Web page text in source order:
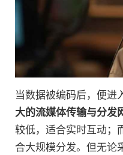
当数据被编码后，便进
大的流媒体传输与分发
较低，适合实时互动；
合大规模分发。但无论